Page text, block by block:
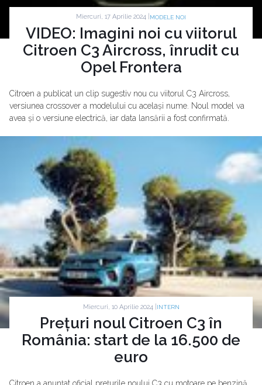
Miercuri, 17 Aprilie 2024 | MODELE NOI
VIDEO: Imagini noi cu viitorul
Citroen C3 Aircross, înrudit cu
Opel Frontera
Citroen a publicat un clip sugestiv nou cu viitorul C3 Aircross,
versiunea crossover a modelului cu același nume. Noul model va
avea și o versiune electrică, iar data lansării a fost confirmată.
Miercuri, 10 Aprilie 2024 | INTERN
Prețuri noul Citroen C3 în
România: start de la 16.500 de
euro